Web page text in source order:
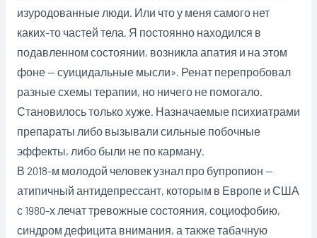
изуродованные люди. Или что у меня самого нет
каких-то частей тела. Я постоянно находился в
подавленном состоянии, возникла апатия и на этом
фоне — суицидальные мысли». Ренат перепробовал
разные схемы терапии, но ничего не помогало.
Становилось только хуже. Назначаемые психиатрами
препараты либо вызывали сильные побочные
эффекты, либо были не по карману.
В 2018-м молодой человек узнал про бупропион —
атипичный антидепрессант, которым в Европе и США
с 1980-х лечат тревожные состояния, социофобию,
синдром дефицита внимания, а также табачную